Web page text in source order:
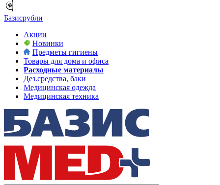
Базисрубли
Акции
Новинки
Предметы гигиены
Товары для дома и офиса
Расходные материалы
Дез.средства, баки
Медицинская одежда
Медицинская техника